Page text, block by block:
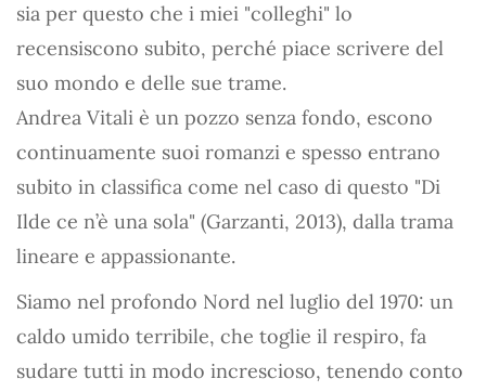
sia per questo che i miei "colleghi" lo
recensiscono subito, perché piace scrivere del
suo mondo e delle sue trame.
Andrea Vitali è un pozzo senza fondo, escono
continuamente suoi romanzi e spesso entrano
subito in classifica come nel caso di questo "Di
Ilde ce n’è una sola" (Garzanti, 2013), dalla trama
lineare e appassionante.
Siamo nel profondo Nord nel luglio del 1970: un
caldo umido terribile, che toglie il respiro, fa
sudare tutti in modo increscioso, tenendo conto